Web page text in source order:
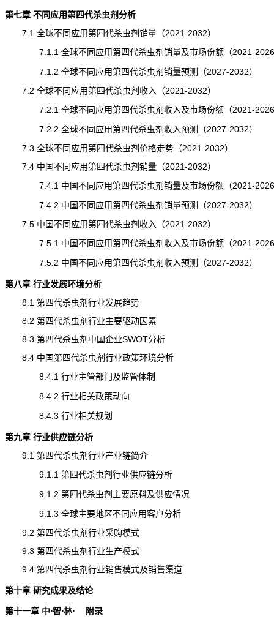
第七章 不同应用第四代杀虫剂分析
7.1 全球不同应用第四代杀虫剂销量（2021-2032）
7.1.1 全球不同应用第四代杀虫剂销量及市场份额（2021-
7.1.2 全球不同应用第四代杀虫剂销量预测（2027-2032）
7.2 全球不同应用第四代杀虫剂收入（2021-2032）
7.2.1 全球不同应用第四代杀虫剂收入及市场份额（2021-
7.2.2 全球不同应用第四代杀虫剂收入预测（2027-2032）
7.3 全球不同应用第四代杀虫剂价格走势（2021-2032）
7.4 中国不同应用第四代杀虫剂销量（2021-2032）
7.4.1 中国不同应用第四代杀虫剂销量及市场份额（2021-
7.4.2 中国不同应用第四代杀虫剂销量预测（2027-2032）
7.5 中国不同应用第四代杀虫剂收入（2021-2032）
7.5.1 中国不同应用第四代杀虫剂收入及市场份额（2021-
7.5.2 中国不同应用第四代杀虫剂收入预测（2027-2032）
第八章 行业发展环境分析
8.1 第四代杀虫剂行业发展趋势
8.2 第四代杀虫剂行业主要驱动因素
8.3 第四代杀虫剂中国企业SWOT分析
8.4 中国第四代杀虫剂行业政策环境分析
8.4.1 行业主管部门及监管体制
8.4.2 行业相关政策动向
8.4.3 行业相关规划
第九章 行业供应链分析
9.1 第四代杀虫剂行业产业链简介
9.1.1 第四代杀虫剂行业供应链分析
9.1.2 第四代杀虫剂主要原料及供应情况
9.1.3 全球主要地区不同应用客户分析
9.2 第四代杀虫剂行业采购模式
9.3 第四代杀虫剂行业生产模式
9.4 第四代杀虫剂行业销售模式及销售渠道
第十章 研究成果及结论
第十一章 中⋅智⋅林⋅ 附录